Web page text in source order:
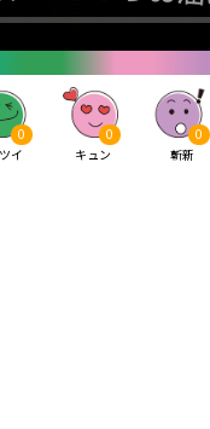
0
イ
0
キュン
0
斬新